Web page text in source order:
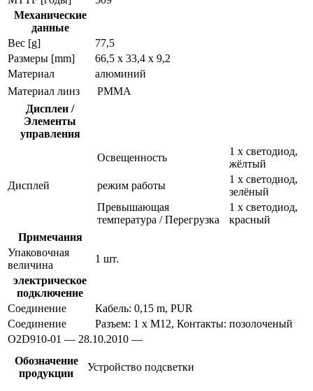
Механические
данные
Вес [g]
77,5
Размеры [mm]
66,5 x 33,4 x 9,2
Материал
алюминий
Материал линз
PMMA
Дисплеи /
Элементы
управления
Дисплей
Освещенность
1 x светодиод,
жёлтый
режим работы
1 x светодиод,
зелёный
Превышающая
температура / Перегрузка
1 x светодиод,
красный
Примечания
Упаковочная
величина
1 шт.
электрическое
подключение
Соединение
Кабель: 0,15 m, PUR
Соединение
Разъем: 1 x M12, Контакты: позолоченый
O2D910-01 — 28.10.2010 —
Обозначение
продукции
Устройство подсветки